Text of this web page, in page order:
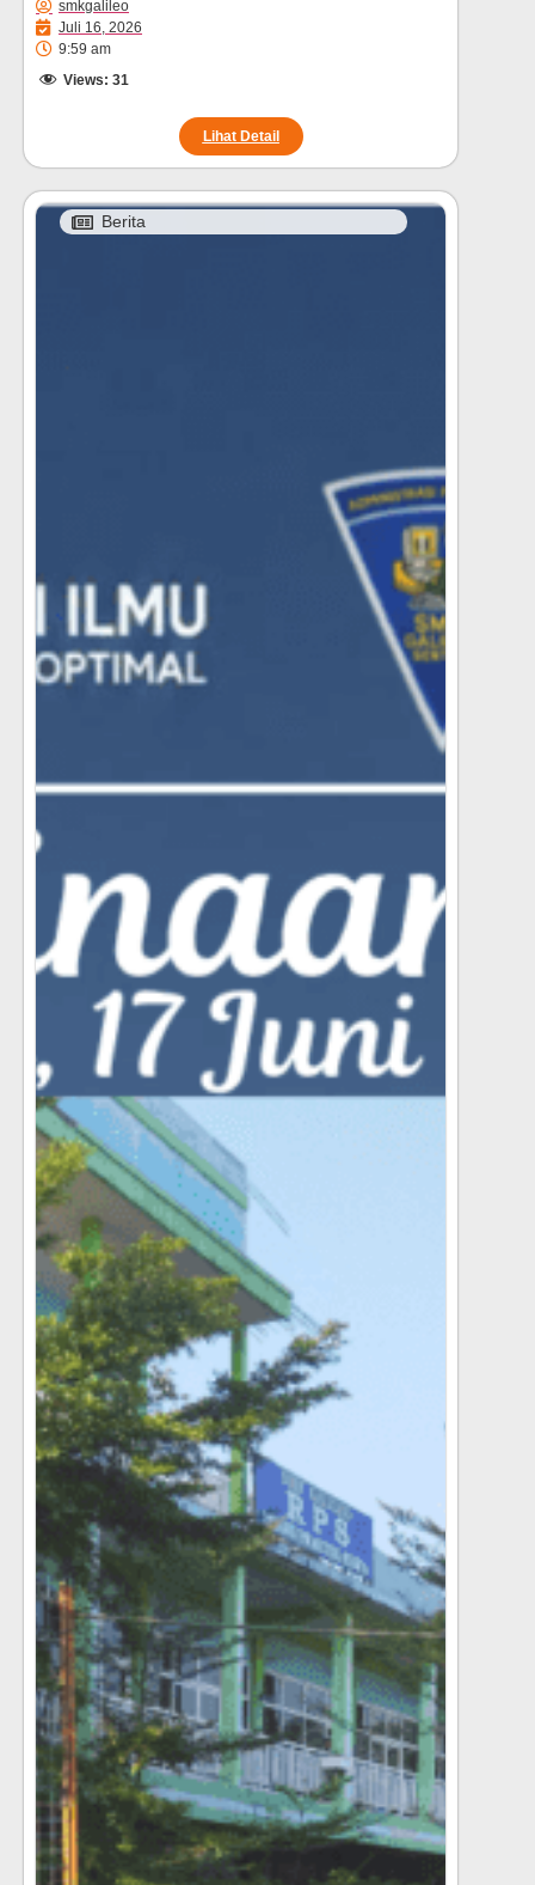
smkgalileo
Juli 16, 2026
9:59 am
Views: 31
Lihat Detail
Berita